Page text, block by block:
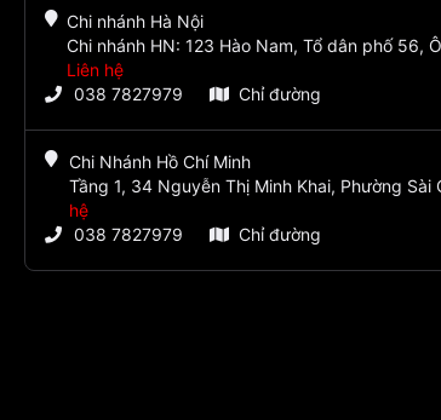
Chi nhánh Hà Nội
Chi nhánh HN: 123 Hào Nam, Tổ dân phố 56,
Liên hệ
038 7827979
Chỉ đường
Chi Nhánh Hồ Chí Minh
Tầng 1, 34 Nguyễn Thị Minh Khai, Phường Sài
hệ
038 7827979
Chỉ đường